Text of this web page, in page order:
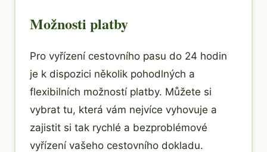
Možnosti platby
Pro vyřízení cestovního pasu do 24 hodin
je k dispozici několik pohodlných a
flexibilních možností platby. Můžete si
vybrat tu, která vám nejvíce vyhovuje a
zajistit si tak rychlé a bezproblémové
vyřízení vašeho cestovního dokladu.